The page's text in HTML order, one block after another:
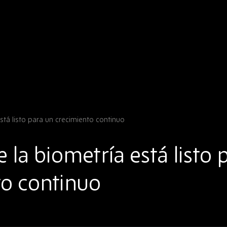
listo para un crecimiento continuo
la biometría está listo
continuo